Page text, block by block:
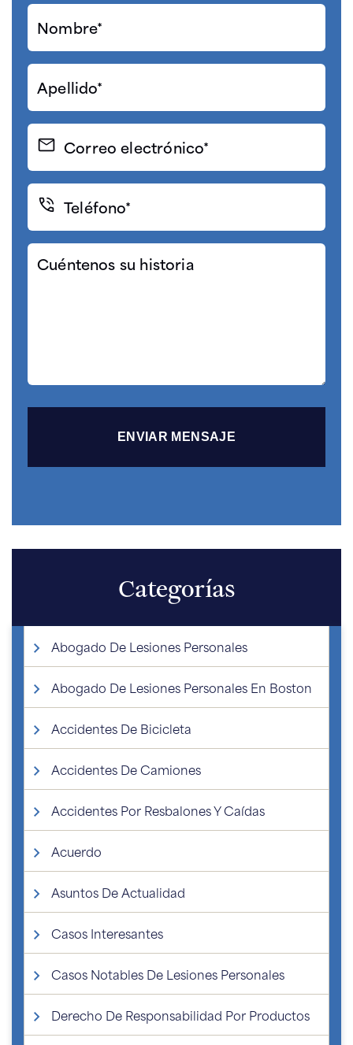
Nombre*
(Required)
Apellido*
(Required)
Correo
electrónico
Teléfono*
(Required)
Cuéntenos
su
Categorías
Abogado De Lesiones Personales
Abogado De Lesiones Personales En Boston
Accidentes De Bicicleta
Accidentes De Camiones
Accidentes Por Resbalones Y Caídas
Acuerdo
Asuntos De Actualidad
Casos Interesantes
Casos Notables De Lesiones Personales
Derecho De Responsabilidad Por Productos